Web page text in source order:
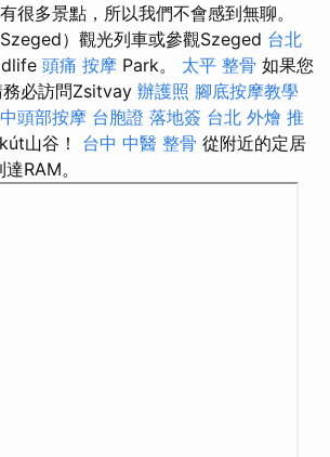
很多景點，所以我們不會感到無聊。
）觀光列車或參觀Szeged 台北
頭痛 按摩 Park。 太平 整骨 如果您
必訪問Zsitvay 辦護照 腳底按摩教學
頭部按摩 台胞證 落地簽 台北 外燴 推
山谷！ 台中 中醫 整骨 從附近的定居
RAM。